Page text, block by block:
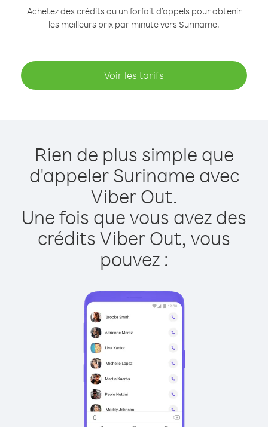
Achetez des crédits ou un forfait d’appels pour obtenir
les meilleurs prix par minute vers Suriname.
Voir les tarifs
Rien de plus simple que
d'appeler Suriname avec
Viber Out.
Une fois que vous avez des
crédits Viber Out, vous
pouvez :